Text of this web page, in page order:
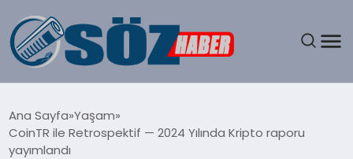
SPOR
Ana Sayfa Yaşam
CoinTR ile Retrospektif — 2024 Yılında Kripto raporu
yayımlandı